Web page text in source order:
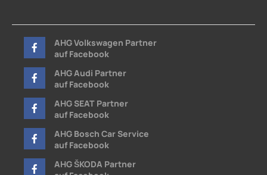
AHG Volkswagen Partner
auf Facebook
AHG Audi Partner
auf Facebook
AHG SEAT Partner
auf Facebook
AHG Bosch Car Service
auf Facebook
AHG ŠKODA Partner